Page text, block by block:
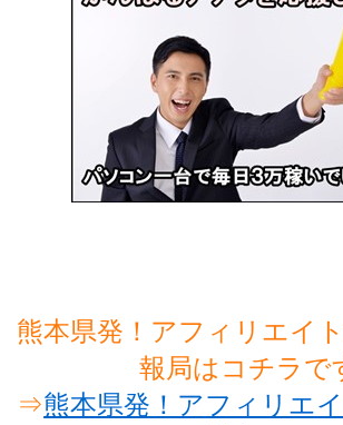
熊本県発！アフィリエイ
報局はコチラで
⇒熊本県発！アフィリエ